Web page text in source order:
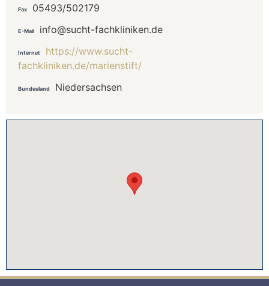
Fax 05493/502179
E-Mail info@sucht-fachkliniken.de
Internet
https://www.sucht-
fachkliniken.de/marienstift/
Bundesland Niedersachsen